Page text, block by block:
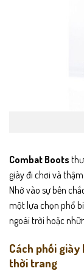
Combat Boots
giày đi chơi và
Nhờ vào sự bền
một lựa chọn phổ
ngoài trời hoặc
Cách phối
thời trang